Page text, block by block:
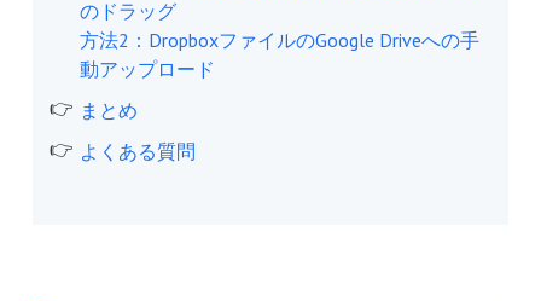
のドラッグ
方法2：DropboxファイルのGoogle Driveへの手
動アップロード
まとめ
よくある質問